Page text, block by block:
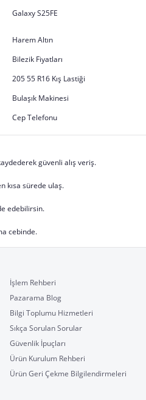
Galaxy S25FE
Harem Altın
Bilezik Fiyatları
205 55 R16 Kış Lastiği
Bulaşık Makinesi
Cep Telefonu
güvenli alış veriş.
kısa sürede ulaş.
edebilirsin.
cebinde.
İşlem Rehberi
Pazarama Blog
Bilgi Toplumu Hizmetleri
Sıkça Sorulan Sorular
Güvenlik İpuçları
Ürün Kurulum Rehberi
Ürün Geri Çekme Bilgilendirmeleri